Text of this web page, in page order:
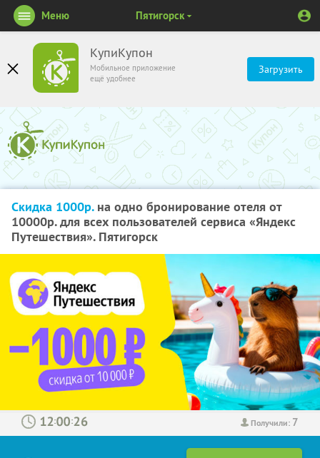
КупиКупон
Мобильное приложение
ещё удобнее
Загрузить
Меню Пятигорск
Скидка 1000р.на одно бронирование отеля от
10000р. для всех пользователей сервиса «Яндекс
Путешествия». Пятигорск
Получили: 7
: :